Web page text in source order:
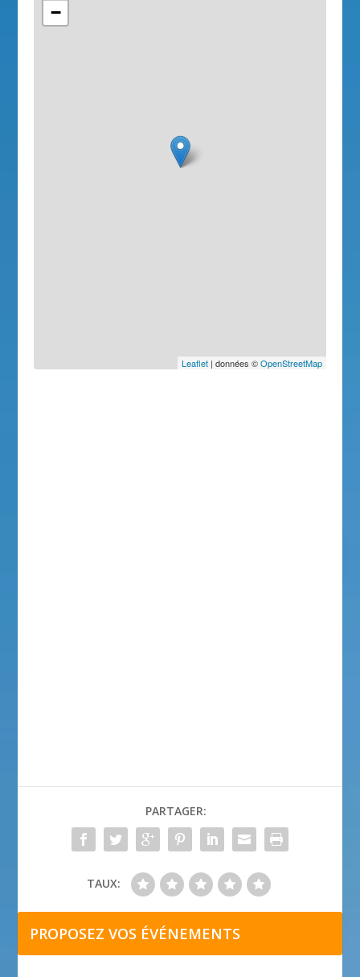
−
Leaflet| données ©OpenStreetMap
PARTAGER:
TAUX:
PROPOSEZ VOS ÉVÉNEMENTS